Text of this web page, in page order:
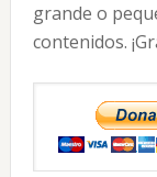
grande o
contenidos.